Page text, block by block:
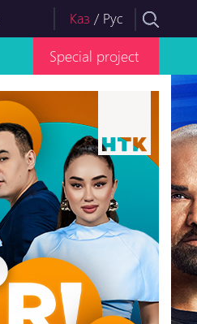
Каз / Рус
Special project